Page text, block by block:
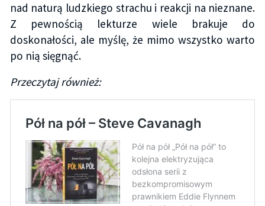
nad naturą ludzkiego strachu i reakcji na nieznane.
Z pewnością lekturze wiele brakuje do
doskonałości, ale myślę, że mimo wszystko warto
po nią sięgnąć.
Przeczytaj również: